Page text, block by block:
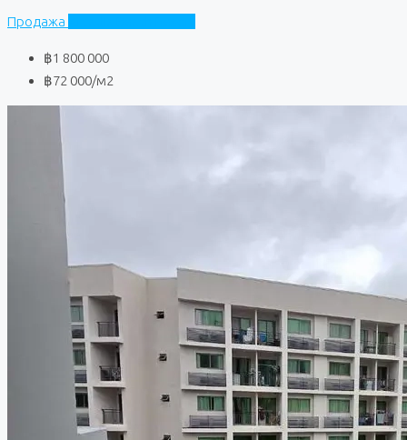
Продажа
฿1 800 000
฿72 000/м2